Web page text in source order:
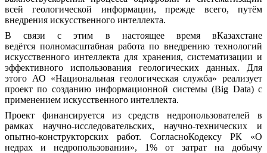
всей геологической информации, прежде всего, путём
внедрения искусственного интеллекта.
В связи с этим в настоящее время вКазахстане
ведётся полномасштабная работа по внедрению технологий
искусственного интеллекта для хранения, систематизации и
эффективного использования геологических данных.
Для
этого АО «Национальная геологическая служба» реализует
проект по созданию информационной системы (Big Data) с
применением искусственного интеллекта.
Проект финансируется из
средств недропользователей
в
рамках научно-исследовательских, научно-технических и
опытно-конструкторских работ.
СогласноКодексу РК
«О
недрах и недропользовании»,
1% от
затрат на добычу